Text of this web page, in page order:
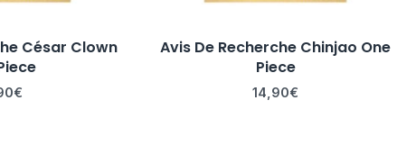
César Clown
€
Avis De Recherche Chinjao One
Piece
14,90€